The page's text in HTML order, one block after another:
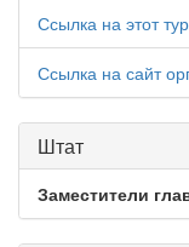
Ссылка на этот
Ссылка на сайт
Штат
Заместители